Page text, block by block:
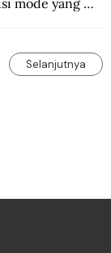
Selanjutnya